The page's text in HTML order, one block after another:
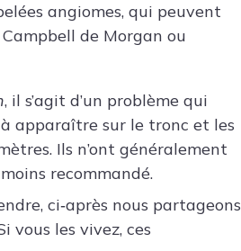
angiomes, qui peuvent
de Morgan ou
, il s’agit d’un problème qui
apparaître sur le tronc et les
Ils n’ont généralement
recommandé.
ci‑après nous partageons
vous les vivez, ces